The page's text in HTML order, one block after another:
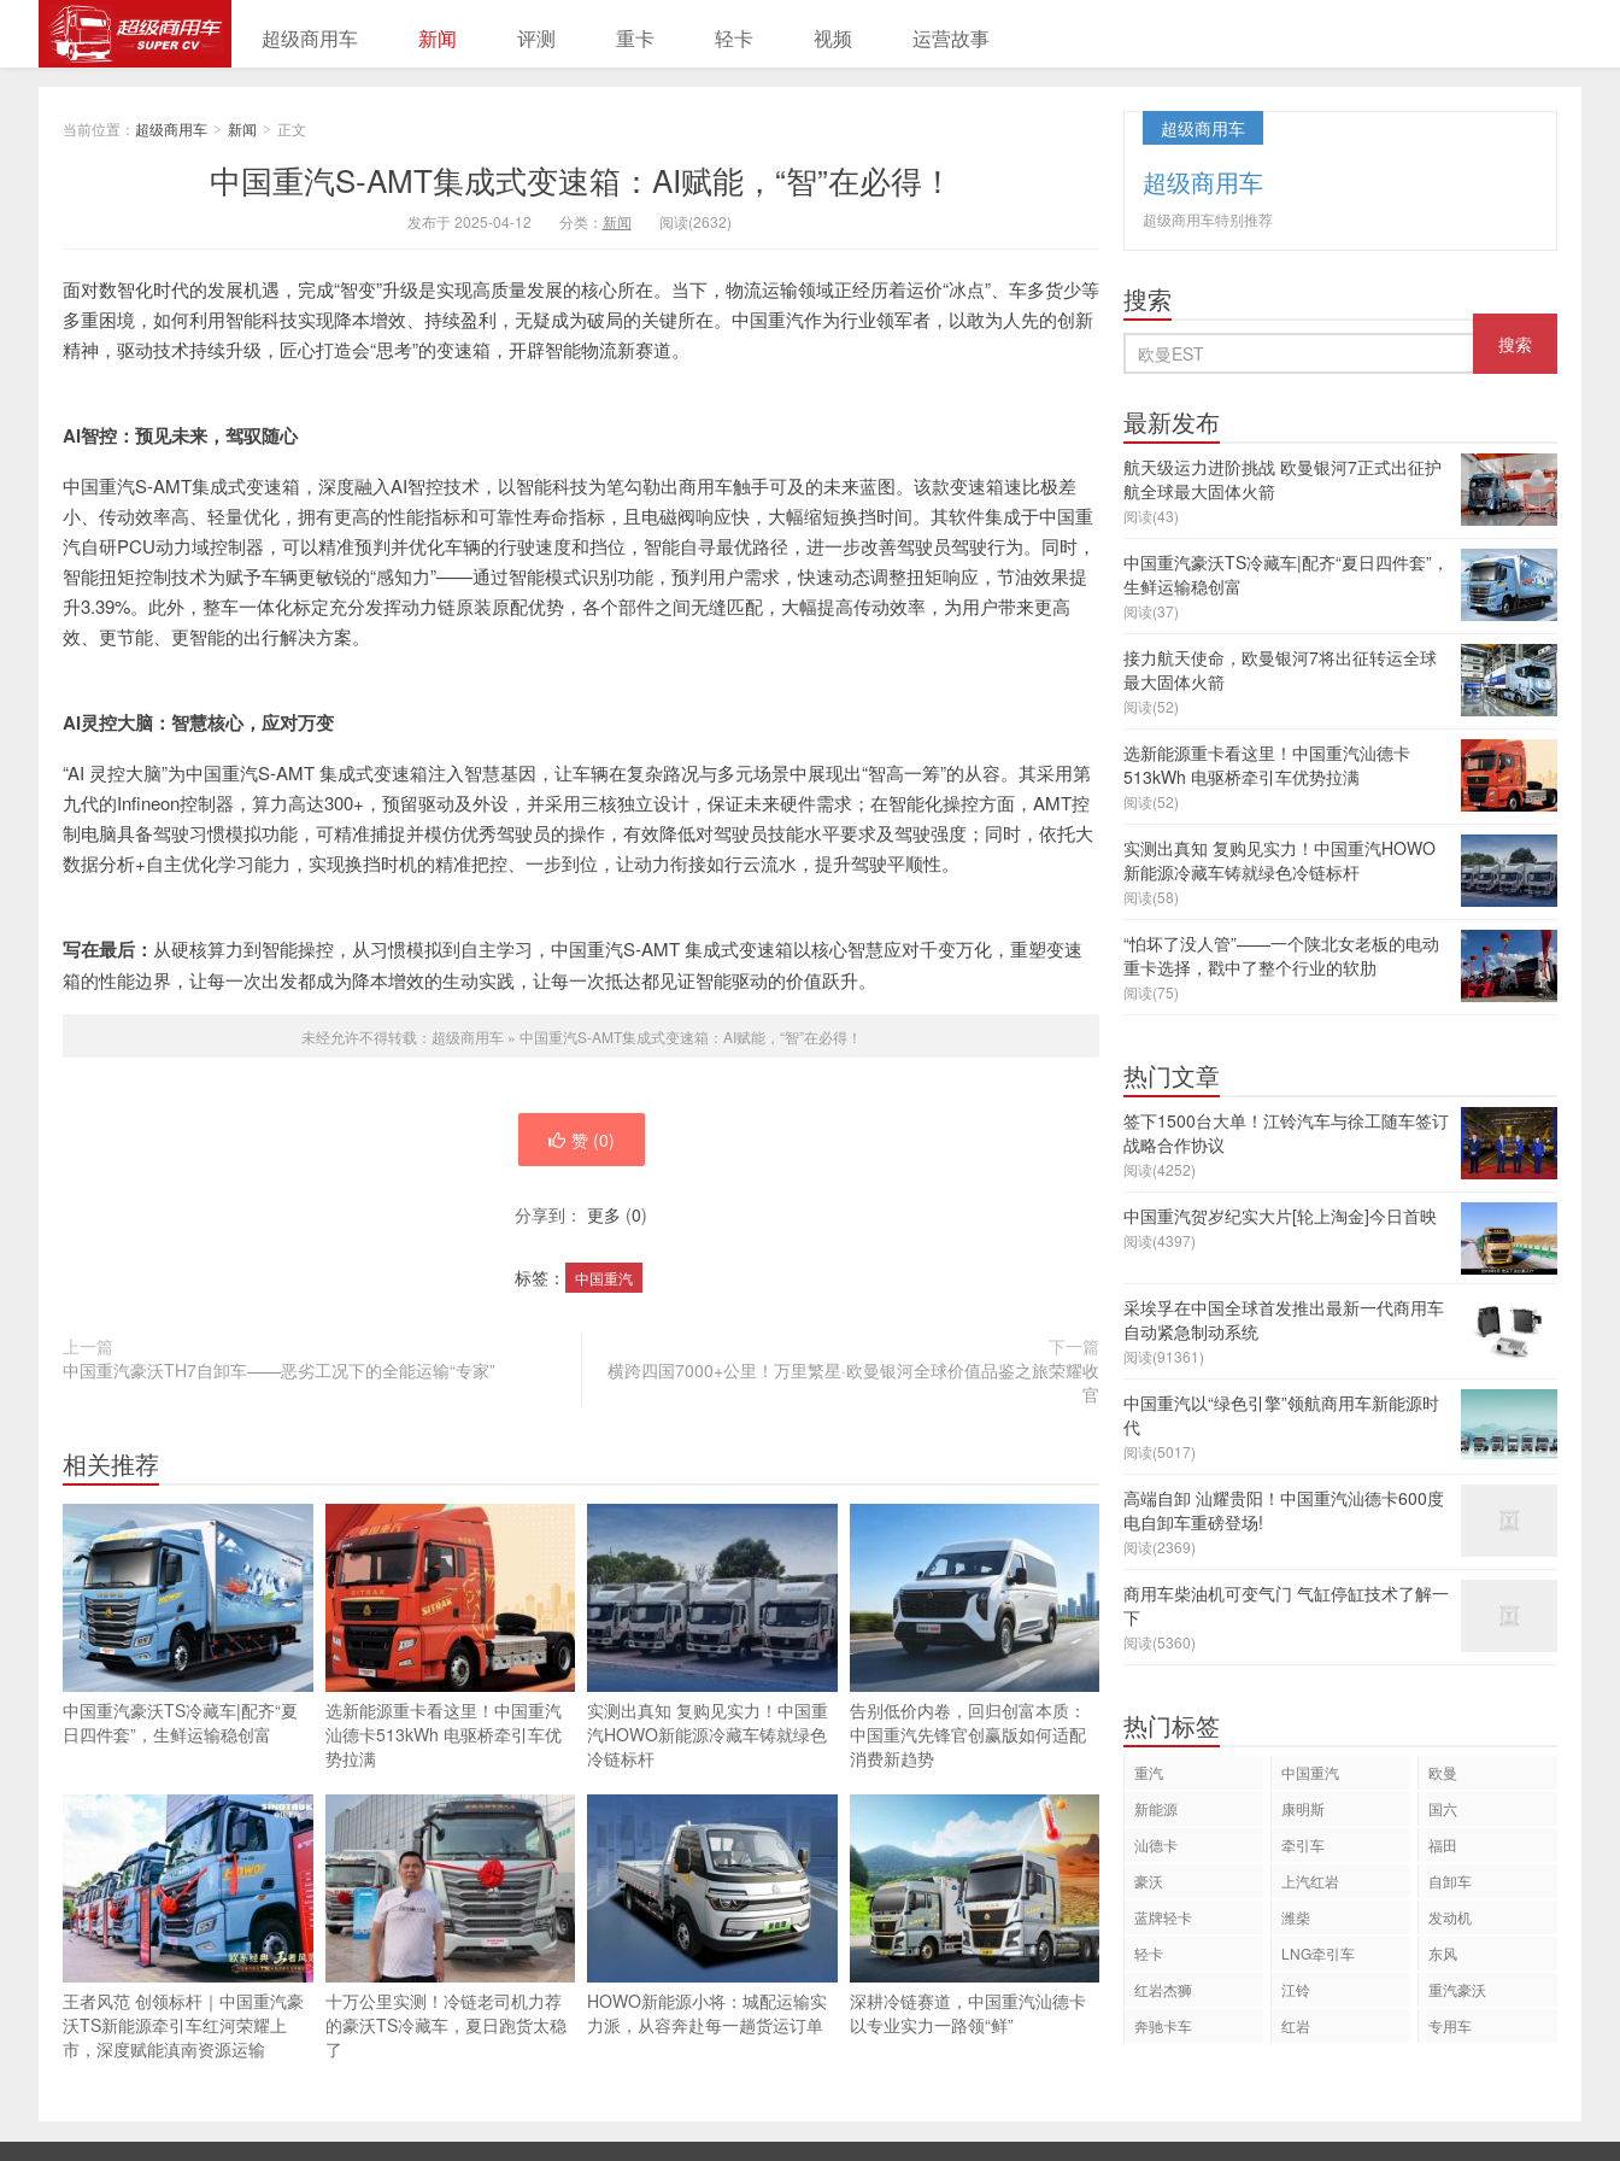
超级商用车 新闻 评测 重卡 轻卡 视频 运营故事
当前位置： 超级商用车 > 新闻 > 正文
中国重汽S-AMT集成式变速箱：AI赋能，“智”在必得！
发布于 2025-04-12 分类： 新闻 阅读(2632)
面对数智化时代的发展机遇，完成“智变”升级是实现高质量发展的核心所在。当下，物流运输领域正经历着运价“冰点”、车多货少等
多重困境，如何利用智能科技实现降本增效、持续盈利，无疑成为破局的关键所在。中国重汽作为行业领军者，以敢为人先的创新
精神，驱动技术持续升级，匠心打造会“思考”的变速箱，开辟智能物流新赛道。
AI智控：预见未来，驾驭随心
中国重汽S-AMT集成式变速箱，深度融入AI智控技术，以智能科技为笔勾勒出商用车触手可及的未来蓝图。该款变速箱速比极差
小、传动效率高、轻量优化，拥有更高的性能指标和可靠性寿命指标，且电磁阀响应快，大幅缩短换挡时间。其软件集成于中国重
汽自研PCU动力域控制器，可以精准预判并优化车辆的行驶速度和挡位，智能自寻最优路径，进一步改善驾驶员驾驶行为。同时，
智能扭矩控制技术为赋予车辆更敏锐的“感知力”——通过智能模式识别功能，预判用户需求，快速动态调整扭矩响应，节油效果提
升3.39%。此外，整车一体化标定充分发挥动力链原装原配优势，各个部件之间无缝匹配，大幅提高传动效率，为用户带来更高
效、更节能、更智能的出行解决方案。
AI灵控大脑：智慧核心，应对万变
“AI 灵控大脑”为中国重汽S-AMT 集成式变速箱注入智慧基因，让车辆在复杂路况与多元场景中展现出“智高一筹”的从容。其采用第
九代的Infineon控制器，算力高达300+，预留驱动及外设，并采用三核独立设计，保证未来硬件需求；在智能化操控方面，AMT控
制电脑具备驾驶习惯模拟功能，可精准捕捉并模仿优秀驾驶员的操作，有效降低对驾驶员技能水平要求及驾驶强度；同时，依托大
数据分析+自主优化学习能力，实现换挡时机的精准把控、一步到位，让动力衔接如行云流水，提升驾驶平顺性。
写在最后： 从硬核算力到智能操控，从习惯模拟到自主学习，中国重汽S-AMT 集成式变速箱以核心智慧应对千变万化，重塑变速
箱的性能边界，让每一次出发都成为降本增效的生动实践，让每一次抵达都见证智能驱动的价值跃升。
未经允许不得转载： 超级商用车» 中国重汽S-AMT集成式变速箱：AI赋能，“智”在必得！
赞 (0)
分享到： 更多 (0)
标签： 中国重汽
上一篇
中国重汽豪沃TH7自卸车——恶劣工况下的全能运输“专家”
下一篇
横跨四国7000+公里！万里繁星·欧曼银河全球价值品鉴之旅荣耀收
官
相关推荐
中国重汽豪沃TS冷藏车|配齐“夏
日四件套”，生鲜运输稳创富
选新能源重卡看这里！中国重汽
汕德卡513kWh 电驱桥牵引车优
势拉满
实测出真知 复购见实力！中国重
汽HOWO新能源冷藏车铸就绿色
冷链标杆
告别低价内卷，回归创富本质：
中国重汽先锋官创赢版如何适配
消费新趋势
王者风范 创领标杆｜中国重汽豪
沃TS新能源牵引车红河荣耀上
市，深度赋能滇南资源运输
十万公里实测！冷链老司机力荐
的豪沃TS冷藏车，夏日跑货太稳
了
HOWO新能源小将：城配运输实
力派，从容奔赴每一趟货运订单
深耕冷链赛道，中国重汽汕德卡
以专业实力一路领“鲜”
超级商用车
超级商用车
超级商用车特别推荐
搜索
最新发布
航天级运力进阶挑战 欧曼银河7正式出征护
航全球最大固体火箭
阅读(43)
中国重汽豪沃TS冷藏车|配齐“夏日四件套”，
生鲜运输稳创富
阅读(37)
接力航天使命，欧曼银河7将出征转运全球
最大固体火箭
阅读(52)
选新能源重卡看这里！中国重汽汕德卡
513kWh 电驱桥牵引车优势拉满
阅读(52)
实测出真知 复购见实力！中国重汽HOWO
新能源冷藏车铸就绿色冷链标杆
阅读(58)
“怕坏了没人管”——一个陕北女老板的电动
重卡选择，戳中了整个行业的软肋
阅读(75)
热门文章
签下1500台大单！江铃汽车与徐工随车签订
战略合作协议
阅读(4252)
中国重汽贺岁纪实大片[轮上淘金]今日首映
阅读(4397)
采埃孚在中国全球首发推出最新一代商用车
自动紧急制动系统
阅读(91361)
中国重汽以“绿色引擎”领航商用车新能源时
代
阅读(5017)
高端自卸 汕耀贵阳！中国重汽汕德卡600度
电自卸车重磅登场!
阅读(2369)
商用车柴油机可变气门 气缸停缸技术了解一
下
阅读(5360)
热门标签
重汽 中国重汽
欧曼
新能源
康明斯
国六
汕德卡
牵引车
福田
豪沃
上汽红岩
自卸车
蓝牌轻卡
潍柴
发动机
轻卡
LNG牵引车
东风
红岩杰狮
江铃
重汽豪沃
奔驰卡车
红岩 专用车